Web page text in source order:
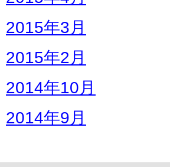
2015年3月
2015年2月
2014年10月
2014年9月